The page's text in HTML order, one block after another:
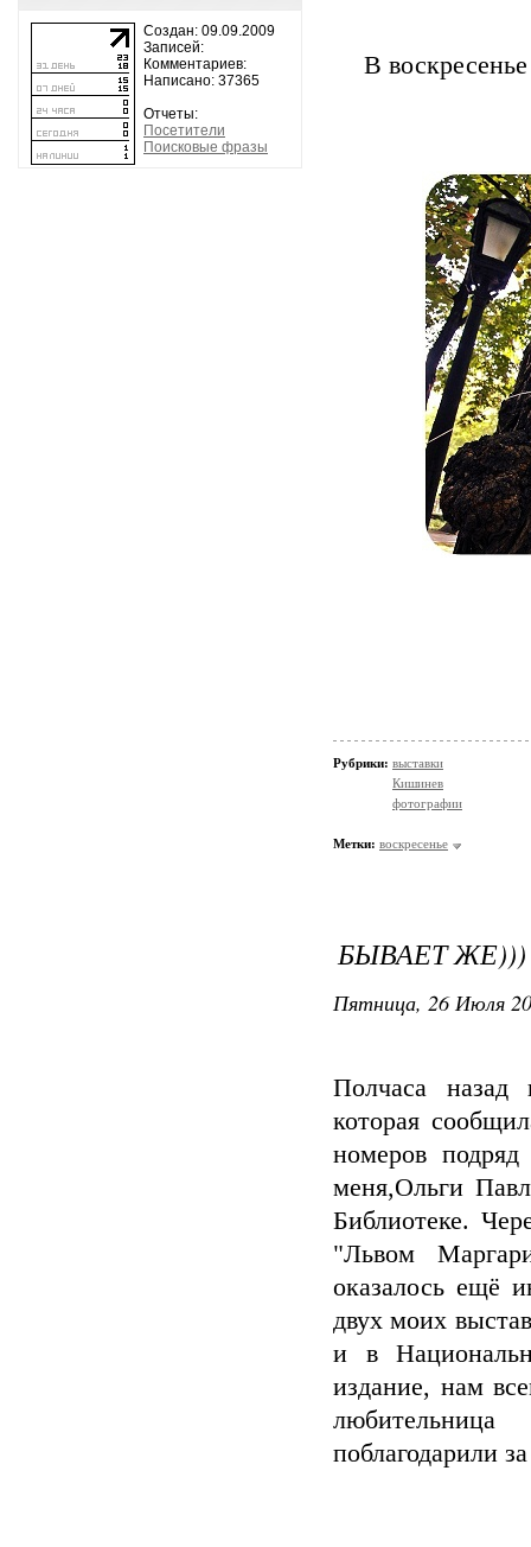
Создан: 09.09.2009
Записей:
Комментариев:
Написано: 37365
Отчеты:
Посетители
Поисковые фразы
В
Рубрики: выставки
Кишинев
фотографии
Метки: воскресенье
БЫВАЕТ ЖЕ)))
Пятница, 26 Июля
Полчаса
которая
номеров
меня,Ольги
Библиотеке.
"Львом
оказалось ещё
двух моих
и в
издание, нам
поблагодарили